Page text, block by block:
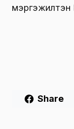
мэргэжилтэн
Share